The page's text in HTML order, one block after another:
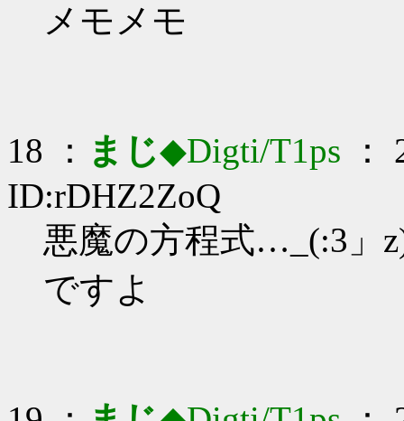
メモメモ
18 ： まじ◆Digti/T1ps ：
ID:rDHZ2ZoQ
悪魔の方程式…_(:3」
ですよ